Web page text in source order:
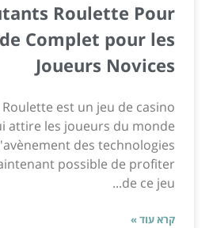
Roulette Pour
Complet pour les
Joueurs Novices
Roulette est un jeu de casino
attire les joueurs du monde
des technologies
possible de profiter
de ce jeu...
קרא עוד »